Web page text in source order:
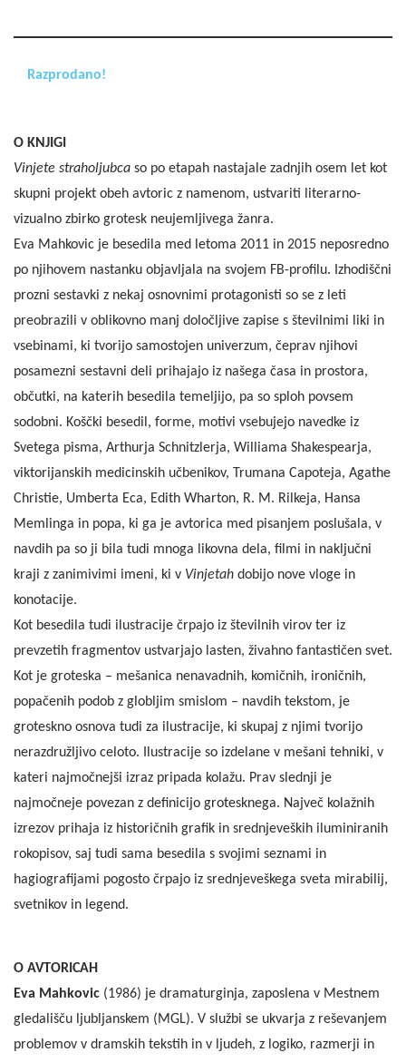
Razprodano!
O KNJIGI
Vinjete straholjubca so po etapah nastajale zadnjih osem let kot
skupni projekt obeh avtoric z namenom, ustvariti literarno-
vizualno zbirko grotesk neujemljivega žanra.
Eva Mahkovic je besedila med letoma 2011 in 2015 neposredno
po njihovem nastanku objavljala na svojem FB-profilu. Izhodiščni
prozni sestavki z nekaj osnovnimi protagonisti so se z leti
preobrazili v oblikovno manj določljive zapise s številnimi liki in
vsebinami, ki tvorijo samostojen univerzum, čeprav njihovi
posamezni sestavni deli prihajajo iz našega časa in prostora,
občutki, na katerih besedila temeljijo, pa so sploh povsem
sodobni. Koščki besedil, forme, motivi vsebujejo navedke iz
Svetega pisma, Arthurja Schnitzlerja, Williama Shakespearja,
viktorijanskih medicinskih učbenikov, Trumana Capoteja, Agathe
Christie, Umberta Eca, Edith Wharton, R. M. Rilkeja, Hansa
Memlinga in popa, ki ga je avtorica med pisanjem poslušala, v
navdih pa so ji bila tudi mnoga likovna dela, filmi in naključni
kraji z zanimivimi imeni, ki v Vinjetah dobijo nove vloge in
konotacije.
Kot besedila tudi ilustracije črpajo iz številnih virov ter iz
prevzetih fragmentov ustvarjajo lasten, živahno fantastičen svet.
Kot je groteska – mešanica nenavadnih, komičnih, ironičnih,
popačenih podob z globljim smislom – navdih tekstom, je
groteskno osnova tudi za ilustracije, ki skupaj z njimi tvorijo
nerazdružljivo celoto. Ilustracije so izdelane v mešani tehniki, v
kateri najmočnejši izraz pripada kolažu. Prav slednji je
najmočneje povezan z definicijo grotesknega. Največ kolažnih
izrezov prihaja iz historičnih grafik in srednjeveških iluminiranih
rokopisov, saj tudi sama besedila s svojimi seznami in
hagiografijami pogosto črpajo iz srednjeveškega sveta mirabilij,
svetnikov in legend.
O AVTORICAH
Eva Mahkovic (1986) je dramaturginja, zaposlena v Mestnem
gledališču ljubljanskem (MGL). V službi se ukvarja z reševanjem
problemov v dramskih tekstih in v ljudeh, z logiko, razmerji in